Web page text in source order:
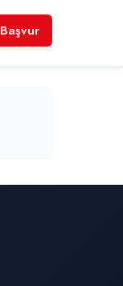
Başvur